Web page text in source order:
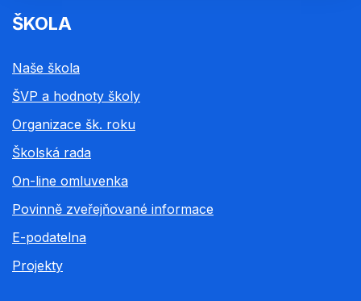
ŠKOLA
Naše škola
ŠVP a hodnoty školy
Organizace šk. roku
Školská rada
On-line omluvenka
Povinně zveřejňované informace
E-podatelna
Projekty